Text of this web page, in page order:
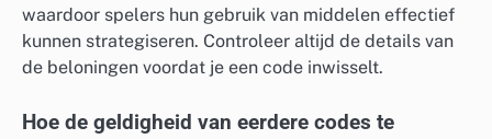
waardoor spelers hun gebruik van middelen effectief
kunnen strategiseren. Controleer altijd de details van
de beloningen voordat je een code inwisselt.
Hoe de geldigheid van eerdere codes te